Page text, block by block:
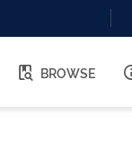
BROWSE